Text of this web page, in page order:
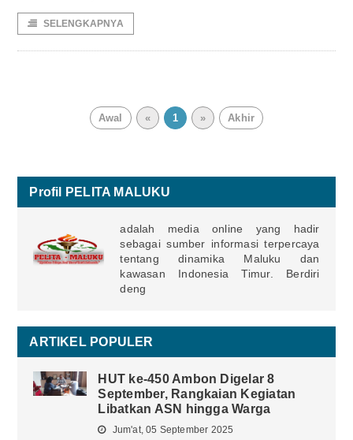
SELENGKAPNYA
Awal « 1 » Akhir
Profil PELITA MALUKU
adalah media online yang hadir
sebagai sumber informasi terpercaya
tentang dinamika Maluku dan
kawasan Indonesia Timur. Berdiri
deng
ARTIKEL POPULER
HUT ke-450 Ambon Digelar 8
September, Rangkaian Kegiatan
Libatkan ASN hingga Warga
Jum'at, 05 September 2025